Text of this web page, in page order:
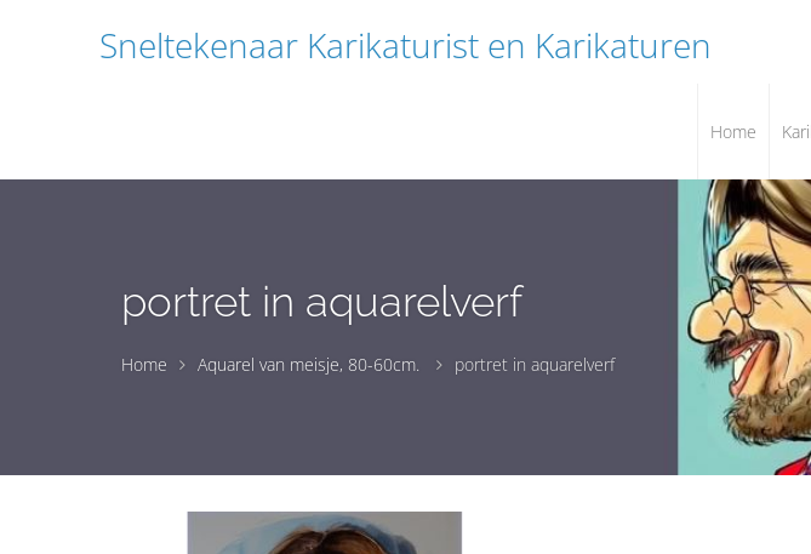
Sneltekenaar Karikaturist en Karikaturen
Home
portret in aquarelverf
Home Aquarel van meisje, 80-60cm. portret in aquarelverf